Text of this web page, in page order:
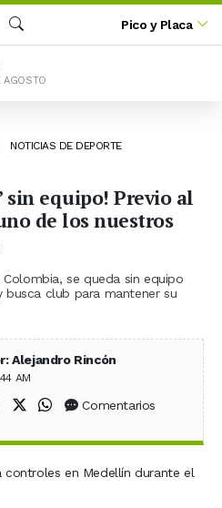
Buscar
Pico y Placa
AGOSTO
NOTICIAS DE DEPORTE
sin equipo! Previo al
de los nuestros
se queda sin equipo
busca club para mantener su
Alejandro Rincón
AM
en Facebook
Compartir en X (Twitter)
Compartir en WhatsApp
Comentarios